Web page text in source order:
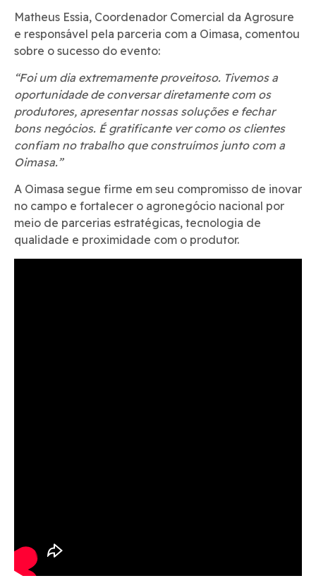
Matheus Essia, Coordenador Comercial da Agrosure
e responsável pela parceria com a Oimasa, comentou
sobre o sucesso do evento:
“Foi um dia extremamente proveitoso. Tivemos a
oportunidade de conversar diretamente com os
produtores, apresentar nossas soluções e fechar
bons negócios. É gratificante ver como os clientes
confiam no trabalho que construímos junto com a
Oimasa.”
A Oimasa segue firme em seu compromisso de inovar
no campo e fortalecer o agronegócio nacional por
meio de parcerias estratégicas, tecnologia de
qualidade e proximidade com o produtor.